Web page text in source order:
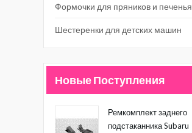
Формочки для пряников и печенья
Шестеренки для детских машин
Новые Поступления
Ремкомплект заднего
подстаканника Subaru